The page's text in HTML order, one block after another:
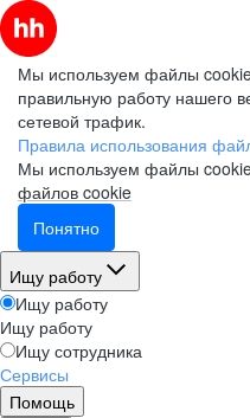
Мы используем файлы
правильную работу нашего
сетевой трафик.
Правила использования
Мы используем файлы
файлов cookie
Понятно
Ищу работу
Ищу работу
Ищу работу
Ищу сотрудника
Сервисы
Помощь